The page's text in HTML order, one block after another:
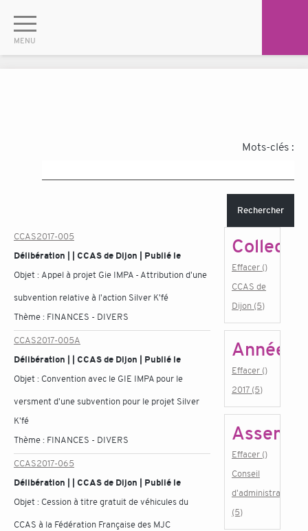
Mots-clés :
Rechercher
CCAS2017-005
Délibération | | CCAS de Dijon | Publié le
Objet : Appel à projet Gie IMPA - Attribution d'une
subvention relative à l'action Silver K'fé
Thème : FINANCES - DIVERS
CCAS2017-005A
Délibération | | CCAS de Dijon | Publié le
Objet : Convention avec le GIE IMPA pour le
versment d'une subvention pour le projet Silver
K'fé
Thème : FINANCES - DIVERS
CCAS2017-065
Délibération | | CCAS de Dijon | Publié le
Objet : Cession à titre gratuit de véhicules du
CCAS à la Fédération Française des MJC
Effacer ()
CCAS de
Dijon (5)
Année
Effacer ()
2017 (5)
Effacer ()
Conseil
d'administration
(5)